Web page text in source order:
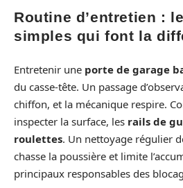
Routine d’entretien :
simples qui font la
Entretenir une porte de garage
du casse-tête. Un passage
chiffon, et la mécanique respire.
inspecter la surface, les rails de
roulettes. Un nettoyage régulier
chasse la poussière et limite
principaux responsables des